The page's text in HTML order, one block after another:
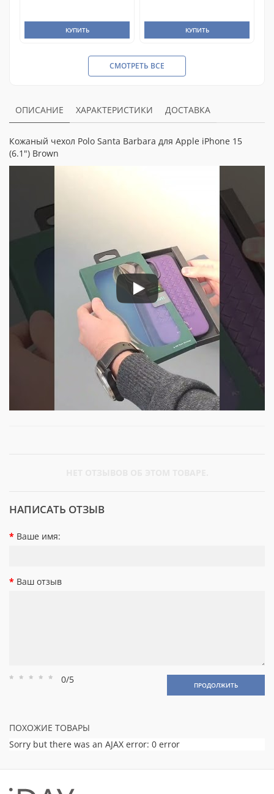
КУПИТЬ КУПИТЬ
СМОТРЕТЬ ВСЕ
ОПИСАНИЕ ХАРАКТЕРИСТИКИ ДОСТАВКА
Кожаный чехол Polo Santa Barbara для Apple iPhone 15
(6.1") Brown
НАПИСАТЬ ОТЗЫВ
Ваше имя:
Ваш отзыв
Рейтинг
Рейтинг
Рейтинг
Рейтинг
Рейтинг
0/5 ПРОДОЛЖИТЬ
ПОХОЖИЕ ТОВАРЫ
Sorry but there was an AJAX error: 0 error